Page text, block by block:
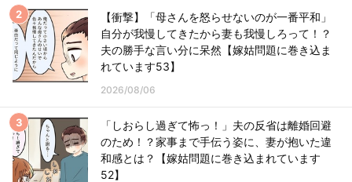
【衝撃】「母さんを怒らせないのが一番平和」
自分が我慢してきたから妻も我慢しろって！？
夫の勝手な言い分に呆然【嫁姑問題に巻き込ま
れています53】
2026/08/06
「しおらし過ぎて怖っ！」夫の反省は離婚回避
のため！？家事まで手伝う姿に、妻が抱いた違
和感とは？【嫁姑問題に巻き込まれています
52】